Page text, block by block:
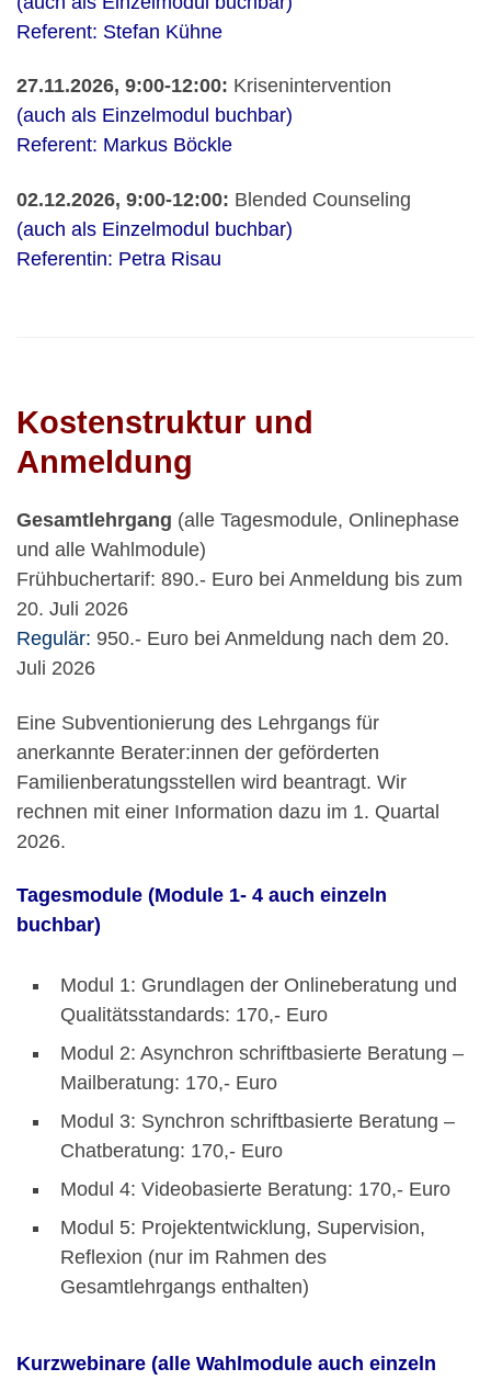
Referent: Stefan Kühne
27.11.2026, 9:00-12:00: Krisenintervention
(auch als Einzelmodul buchbar)
Referent: Markus Böckle
02.12.2026, 9:00-12:00: Blended Counseling
(auch als Einzelmodul buchbar)
Referentin: Petra Risau
Kostenstruktur und
Anmeldung
Gesamtlehrgang (alle Tagesmodule, Onlinephase
und alle Wahlmodule)
Frühbuchertarif: 890.- Euro bei Anmeldung bis zum
20. Juli 2026
Regulär: 950.- Euro bei Anmeldung nach dem 20.
Juli 2026
Eine Subventionierung des Lehrgangs für
anerkannte Berater:innen der geförderten
Familienberatungsstellen wird beantragt. Wir
rechnen mit einer Information dazu im 1. Quartal
2026.
Tagesmodule (Module 1- 4 auch einzeln
buchbar)
Modul 1: Grundlagen der Onlineberatung und
Qualitätsstandards: 170,- Euro
Modul 2: Asynchron schriftbasierte Beratung –
Mailberatung: 170,- Euro
Modul 3: Synchron schriftbasierte Beratung –
Chatberatung: 170,- Euro
Modul 4: Videobasierte Beratung: 170,- Euro
Modul 5: Projektentwicklung, Supervision,
Reflexion (nur im Rahmen des
Gesamtlehrgangs enthalten)
Kurzwebinare (alle Wahlmodule auch einzeln